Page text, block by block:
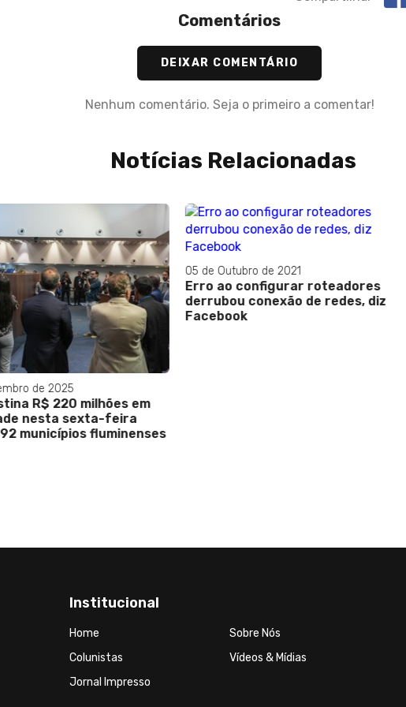
Comentários
DEIXAR COMENTÁRIO
Nenhum comentário. Seja o primeiro a comentar!
Notícias Relacionadas
05 de Outubro de 2021
Erro ao configurar roteadores
derrubou conexão de redes, diz
Facebook
18 de Fevereiro de 2023
SALÁRIO: Servidores
terão reajuste salarial
7,8%, e no Auxílio
Institucional
Home
Sobre Nós
Colunistas
Vídeos & Mídias
Jornal Impresso